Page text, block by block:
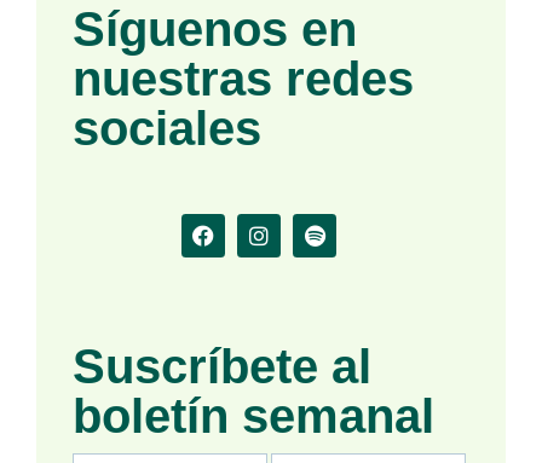
Síguenos en
nuestras redes
sociales
Suscríbete al
boletín semanal